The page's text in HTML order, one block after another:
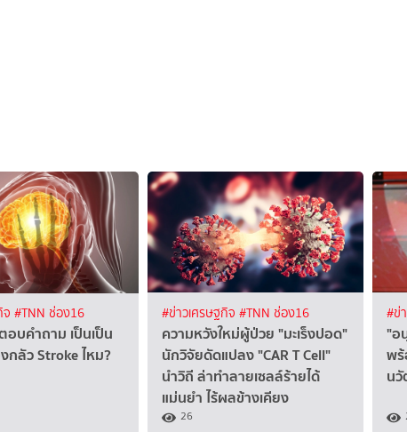
จ #TNN ช่อง16
บคำถาม เป็นเป็น
กลัว Stroke ไหม?
#ข่าวเศรษฐกิจ #TNN ช่อง16
ความหวังใหม่ผู้ป่วย "มะเร็งปอด"
นักวิจัยดัดแปลง "CAR T Cell"
นำวิถี ล่าทำลายเซลล์ร้ายได้
แม่นยำ ไร้ผลข้างเคียง
26
#ข่
"อ
พร้
น